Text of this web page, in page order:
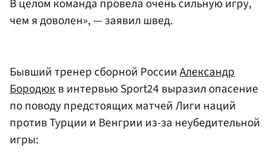
В целом команда провела очень сильную игру,
чем я доволен», — заявил швед.
Бывший тренер сборной РоссииАлександр
Бородюкв интервью Sport24 выразил опасение
по поводу предстоящих матчей Лиги наций
против Турции и Венгрии из-за неубедительной
игры: